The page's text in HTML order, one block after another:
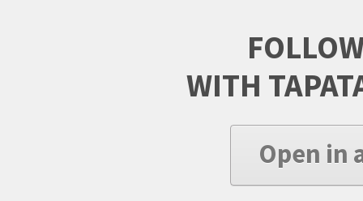
WITH
Open in